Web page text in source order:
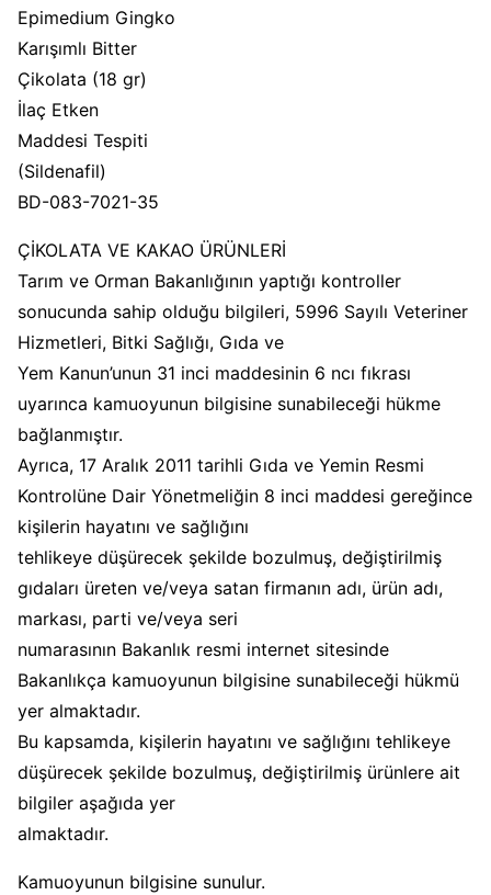
Epimedium Gingko
Karışımlı Bitter
Çikolata (18 gr)
İlaç Etken
Maddesi Tespiti
(Sildenafil)
BD-083-7021-35
ÇİKOLATA VE KAKAO ÜRÜNLERİ
Tarım ve Orman Bakanlığının yaptığı kontroller
sonucunda sahip olduğu bilgileri, 5996 Sayılı Veteriner
Hizmetleri, Bitki Sağlığı, Gıda ve
Yem Kanun’unun 31 inci maddesinin 6 ncı fıkrası
uyarınca kamuoyunun bilgisine sunabileceği hükme
bağlanmıştır.
Ayrıca, 17 Aralık 2011 tarihli Gıda ve Yemin Resmi
Kontrolüne Dair Yönetmeliğin 8 inci maddesi gereğince
kişilerin hayatını ve sağlığını
tehlikeye düşürecek şekilde bozulmuş, değiştirilmiş
gıdaları üreten ve/veya satan firmanın adı, ürün adı,
markası, parti ve/veya seri
numarasının Bakanlık resmi internet sitesinde
Bakanlıkça kamuoyunun bilgisine sunabileceği hükmü
yer almaktadır.
Bu kapsamda, kişilerin hayatını ve sağlığını tehlikeye
düşürecek şekilde bozulmuş, değiştirilmiş ürünlere ait
bilgiler aşağıda yer
almaktadır.
Kamuoyunun bilgisine sunulur.